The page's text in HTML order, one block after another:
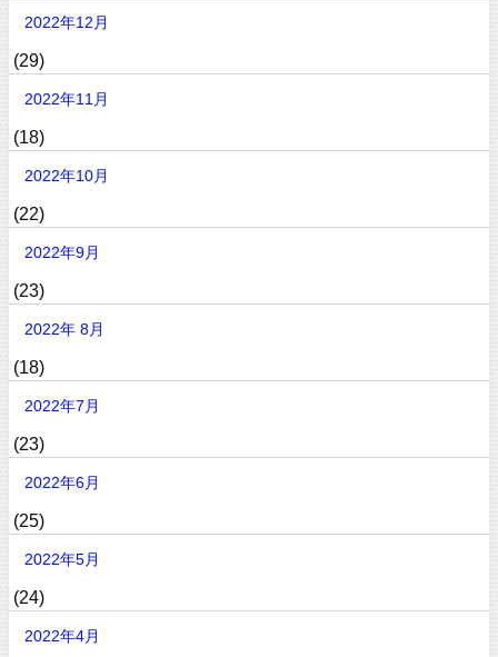
2022年12月
(29)
2022年11月
(18)
2022年10月
(22)
2022年9月
(23)
2022年 8月
(18)
2022年7月
(23)
2022年6月
(25)
2022年5月
(24)
2022年4月